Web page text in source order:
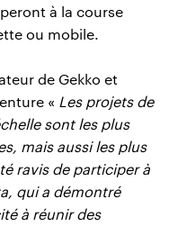
à la course
ou mobile.
de Gekko et
« Les projets de
sont les plus
mais aussi les plus
ravis de participer à
qui a démontré
à réunir des